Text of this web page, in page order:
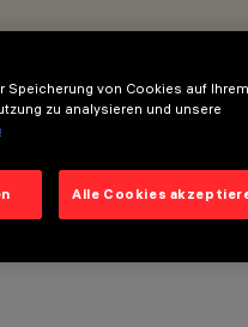
Speicherung von Cookies auf Ihrem
zu analysieren und unsere
Alle Cookies